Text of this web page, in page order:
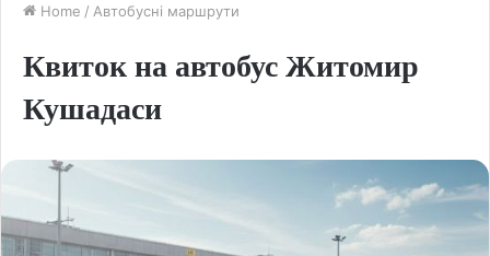
Home / Автобусні маршрути
Квиток на автобус Житомир
Кушадаси